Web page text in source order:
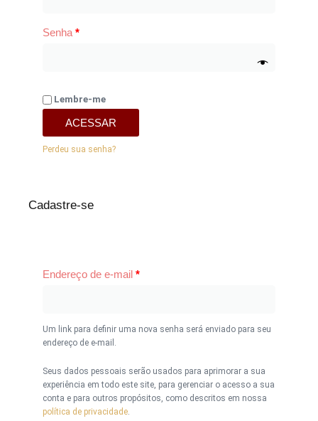
Senha *
Lembre-me
ACESSAR
Perdeu sua senha?
Cadastre-se
Endereço de e-mail *
Um link para definir uma nova senha será enviado para seu
endereço de e-mail.
Seus dados pessoais serão usados para aprimorar a sua
experiência em todo este site, para gerenciar o acesso a sua
conta e para outros propósitos, como descritos em nossa
política de privacidade